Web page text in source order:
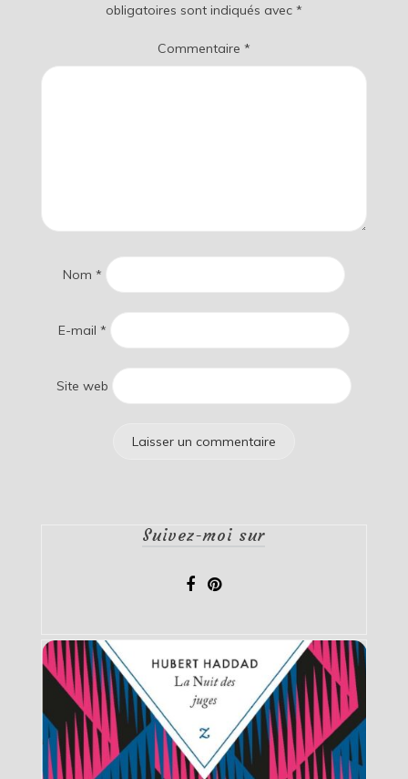
obligatoires sont indiqués avec *
Commentaire *
Nom *
E-mail *
Site web
Suivez-moi sur